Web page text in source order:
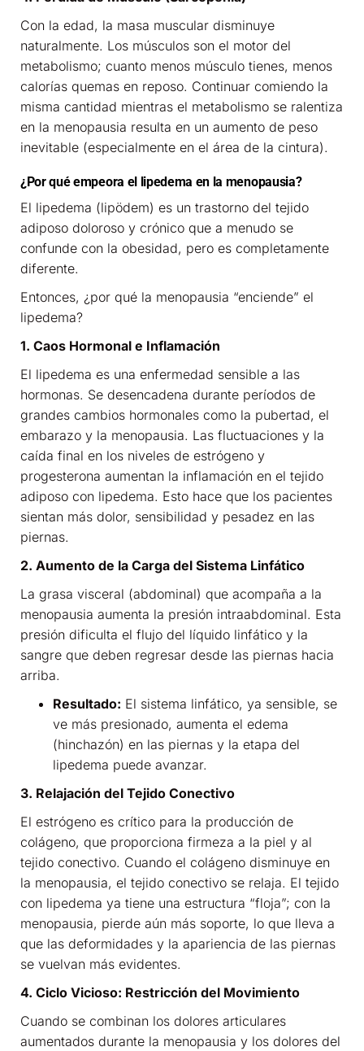
Con la edad, la masa muscular disminuye
naturalmente. Los músculos son el motor del
metabolismo; cuanto menos músculo tienes, menos
calorías quemas en reposo. Continuar comiendo la
misma cantidad mientras el metabolismo se ralentiza
en la menopausia resulta en un aumento de peso
inevitable (especialmente en el área de la cintura).
¿Por qué empeora el lipedema en la menopausia?
El lipedema (lipödem) es un trastorno del tejido
adiposo doloroso y crónico que a menudo se
confunde con la obesidad, pero es completamente
diferente.
Entonces, ¿por qué la menopausia “enciende” el
lipedema?
1. Caos Hormonal e Inflamación
El lipedema es una enfermedad sensible a las
hormonas. Se desencadena durante períodos de
grandes cambios hormonales como la pubertad, el
embarazo y la menopausia. Las fluctuaciones y la
caída final en los niveles de estrógeno y
progesterona aumentan la inflamación en el tejido
adiposo con lipedema. Esto hace que los pacientes
sientan más dolor, sensibilidad y pesadez en las
piernas.
2. Aumento de la Carga del Sistema Linfático
La grasa visceral (abdominal) que acompaña a la
menopausia aumenta la presión intraabdominal. Esta
presión dificulta el flujo del líquido linfático y la
sangre que deben regresar desde las piernas hacia
arriba.
Resultado: El sistema linfático, ya sensible, se
ve más presionado, aumenta el edema
(hinchazón) en las piernas y la etapa del
lipedema puede avanzar.
3. Relajación del Tejido Conectivo
El estrógeno es crítico para la producción de
colágeno, que proporciona firmeza a la piel y al
tejido conectivo. Cuando el colágeno disminuye en
la menopausia, el tejido conectivo se relaja. El tejido
con lipedema ya tiene una estructura “floja”; con la
menopausia, pierde aún más soporte, lo que lleva a
que las deformidades y la apariencia de las piernas
se vuelvan más evidentes.
4. Ciclo Vicioso: Restricción del Movimiento
Cuando se combinan los dolores articulares
aumentados durante la menopausia y los dolores del